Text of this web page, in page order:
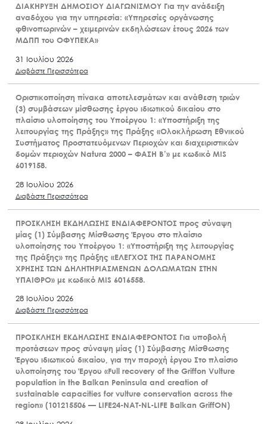
ΔΙΑΚΗΡΥΞΗ ΔΗΜΟΣΙΟΥ ΔΙΑΓΩΝΙΣΜΟΥ Για την ανάδειξη
αναδόχου για την υπηρεσία: «Υπηρεσίες οργάνωσης
φθινοπωρινών – χειμερινών εκδηλώσεων έτους 2026 των
ΜΔΠΠ του ΟΦΥΠΕΚΑ»
31 Ιουλίου 2026
Διαβάστε Περισσότερα
Οριστικοποίηση πίνακα αποτελεσμάτων και ανάθεση τριών
(3) συμβάσεων μίσθωσης έργου ιδιωτικού δικαίου στο
πλαίσιο υλοποίησης του Υποέργου 1: «Υποστήριξη της
λειτουργίας της Πράξης» της Πράξης «Ολοκλήρωση Εθνικού
Συστήματος Προστατευόμενων Περιοχών και διαχειριστικών
δομών περιοχών Natura 2000 – ΦΑΣΗ Β’» με κωδικό MIS
6019158.
28 Ιουλίου 2026
Διαβάστε Περισσότερα
ΠΡΟΣΚΛΗΣΗ ΕΚΔΗΛΩΣΗΣ ΕΝΔΙΑΦΕΡΟΝΤΟΣ προς σύναψη
μίας (1) Σύμβασης Μίσθωσης Έργου στο πλαίσιο
υλοποίησης του Υποέργου 1: «Υποστήριξη της λειτουργίας
της Πράξης» της Πράξης «ΕΛΕΓΧΟΣ ΤΗΣ ΠΑΡΑΝΟΜΗΣ
ΧΡΗΣΗΣ ΤΩΝ ΔΗΛΗΤΗΡΙΑΣΜΕΝΩΝ ΔΟΛΩΜΑΤΩΝ ΣΤΗΝ
ΥΠΑΙΘΡΟ» με κωδικό MIS 6016558.
28 Ιουλίου 2026
Διαβάστε Περισσότερα
ΠΡΟΣΚΛΗΣΗ ΕΚΔΗΛΩΣΗΣ ΕΝΔΙΑΦΕΡΟΝΤΟΣ Για υποβολή
προτάσεων προς σύναψη μίας (1) Σύμβασης Μίσθωσης
Έργου ιδιωτικού δικαίου, για την παροχή έργου Στο πλαίσιο
υλοποίησης του Έργου «Full recovery of the Griffon Vulture
population in the Balkan Peninsula and creation of
sustainable capacities for vulture conservation across the
region» (101215506 — LIFE24-NAT-NL-LIFE Balkan GriffON)